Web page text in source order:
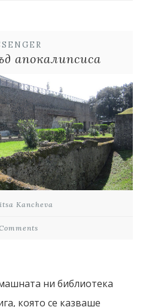
апокалипсиса
Kancheva
ни библиотека
която се казваше